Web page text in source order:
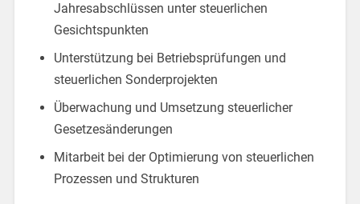
Jahresabschlüssen unter steuerlichen
Gesichtspunkten
Unterstützung bei Betriebsprüfungen und
steuerlichen Sonderprojekten
Überwachung und Umsetzung steuerlicher
Gesetzesänderungen
Mitarbeit bei der Optimierung von steuerlichen
Prozessen und Strukturen